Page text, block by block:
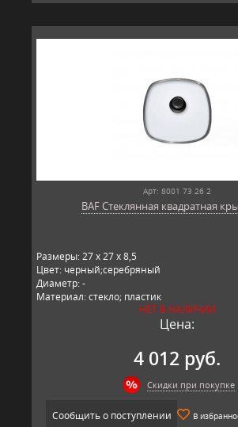
Арт: 8001 73 26 2
BAF Стеклянная квадратная
Размеры: 27 x 27 x 8,5
Цвет: черный;серебряный
Диаметр: -
Материал: стекло; пластик
Производитель: BAF, Германия
НЕТ В НАЛИЧИИ
Цена:
4 012 руб.
Скидки при покупке
Сообщить о поступлении В